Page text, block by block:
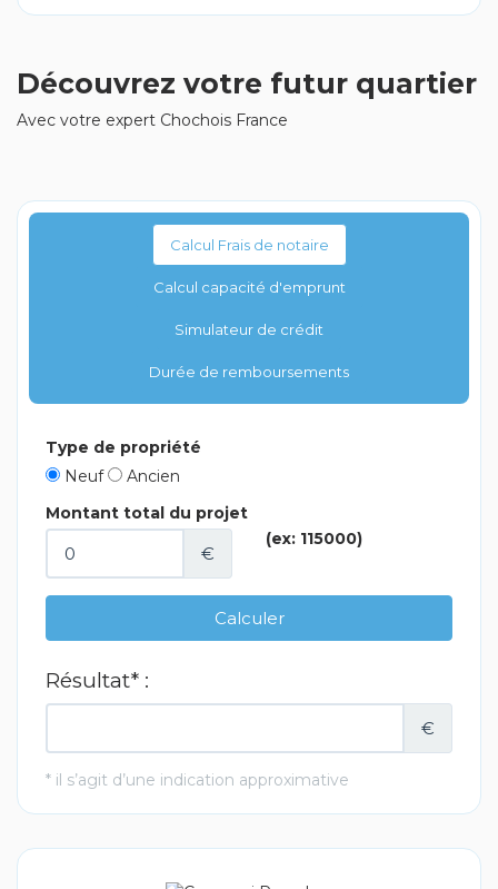
Découvrez votre futur quartier
Avec votre expert Chochois France
Calcul Frais de notaire
Calcul capacité d'emprunt
Simulateur de crédit
Durée de remboursements